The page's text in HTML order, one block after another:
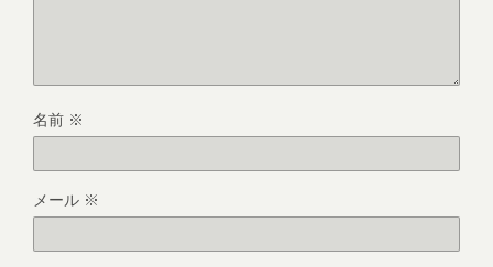
名前 ※
メール ※